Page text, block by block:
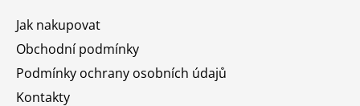
Jak nakupovat
Obchodní podmínky
Podmínky ochrany osobních údajů
Kontakty